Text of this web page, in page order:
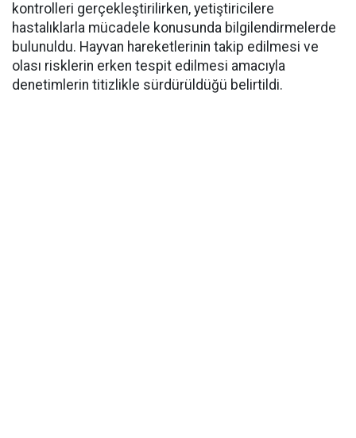
kontrolleri gerçekleştirilirken, yetiştiricilere
hastalıklarla mücadele konusunda bilgilendirmelerde
bulunuldu. Hayvan hareketlerinin takip edilmesi ve
olası risklerin erken tespit edilmesi amacıyla
denetimlerin titizlikle sürdürüldüğü belirtildi.